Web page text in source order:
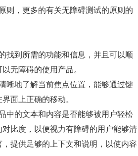
则，更多的有关无障碍测试的原则的
找到所需的功能和信息，并且可以顺
无障碍的使用产品。
晰地了解当前焦点位置，能够通过键
面上正确的移动。
中的文本和内容是否能够被用户轻松
比度，以便视力有障碍的用户能够清
提供足够的上下文和说明，以使内容